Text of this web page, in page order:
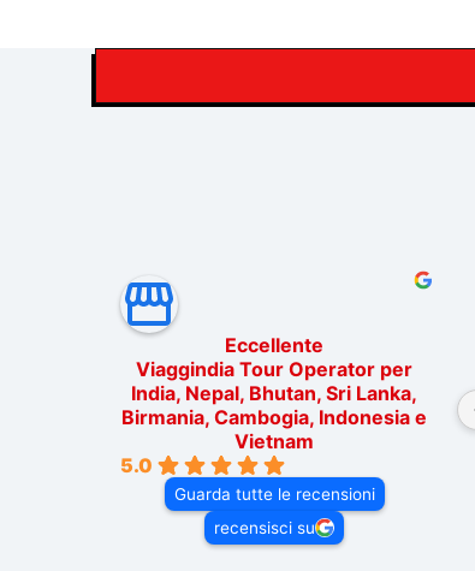
Eccellente
Viaggindia Tour Operator per
India, Nepal, Bhutan, Sri Lanka,
Birmania, Cambogia, Indonesia e
Vietnam
5.0
Guarda tutte le recensioni
recensisci su